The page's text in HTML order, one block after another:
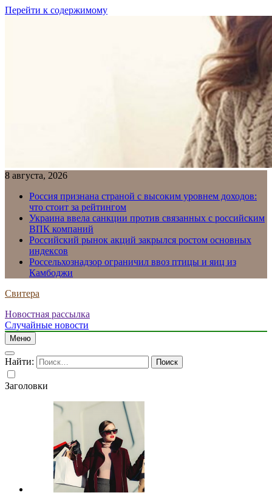
Перейти к содержимому
8 августа, 2026
Россия признана страной с высоким уровнем доходов:
что стоит за рейтингом
Украина ввела санкции против связанных с российским
ВПК компаний
Российский рынок акций закрылся ростом основных
индексов
Россельхознадзор ограничил ввоз птицы и яиц из
Камбоджи
Свитера
Новостная рассылка
Случайные новости
Меню
Найти:
Заголовки